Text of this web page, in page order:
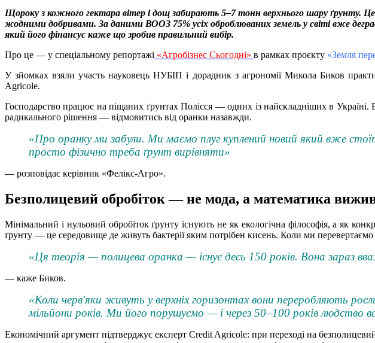
Щороку з кожного гектара вітер і дощ забирають 5–7 тонн верхнього шару ґрунту.
жодними добривами. За даними ВООЗ 75% усіх оброблюваних земель у світі вже
який його фінансує каже що зробив правильний вибір.
Про це — у спеціальному репортажі «Агробізнес Сьогодні» в рамках проєкту «Земля
У зйомках взяли участь науковець НУБІП і дорадник з агрономії Микола Биков
Agricole.
Господарство працює на піщаних ґрунтах Полісся — одних із найскладніших в Україні.
радикального рішення — відмовитись від оранки назавжди.
«Про оранку ми забули. Ми маємо плуг куплений новий який вже
просто фізично треба ґрунт вирівняти»
— розповідає керівник «Фелікс-Агро».
Безполицевий обробіток — не мода, а математика
Мінімальний і нульовий обробіток ґрунту існують не як екологічна філософія, а як
ґрунту — це середовище де живуть бактерії яким потрібен кисень. Коли ми
«Ця теорія — полицева оранка — існує десь 150 років. Вона зараз
— каже Биков.
«Коли черв'яки живуть у верхніх горизонтах вони переробляють
мільйони років. Ми його порушуємо — і через 50–100 років людство
Економічний аргумент підтверджує експерт Credit Agricole: при переході на